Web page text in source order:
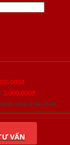
3.000.000đ
viên thân thiết
VẤN